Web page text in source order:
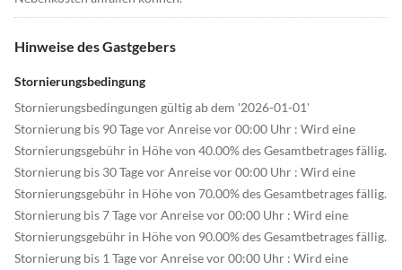
Hinweise des Gastgebers
Stornierungsbedingung
Stornierungsbedingungen gültig ab dem '2026-01-01'
Stornierung bis 90 Tage vor Anreise vor 00:00 Uhr : Wird eine
Stornierungsgebühr in Höhe von 40.00% des Gesamtbetrages fällig.
Stornierung bis 30 Tage vor Anreise vor 00:00 Uhr : Wird eine
Stornierungsgebühr in Höhe von 70.00% des Gesamtbetrages fällig.
Stornierung bis 7 Tage vor Anreise vor 00:00 Uhr : Wird eine
Stornierungsgebühr in Höhe von 90.00% des Gesamtbetrages fällig.
Stornierung bis 1 Tage vor Anreise vor 00:00 Uhr : Wird eine